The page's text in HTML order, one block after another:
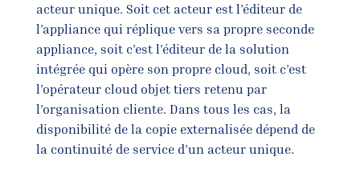
acteur unique. Soit cet acteur est l’éditeur de
l’appliance qui réplique vers sa propre seconde
appliance, soit c’est l’éditeur de la solution
intégrée qui opère son propre cloud, soit c’est
l’opérateur cloud objet tiers retenu par
l’organisation cliente. Dans tous les cas, la
disponibilité de la copie externalisée dépend de
la continuité de service d’un acteur unique.